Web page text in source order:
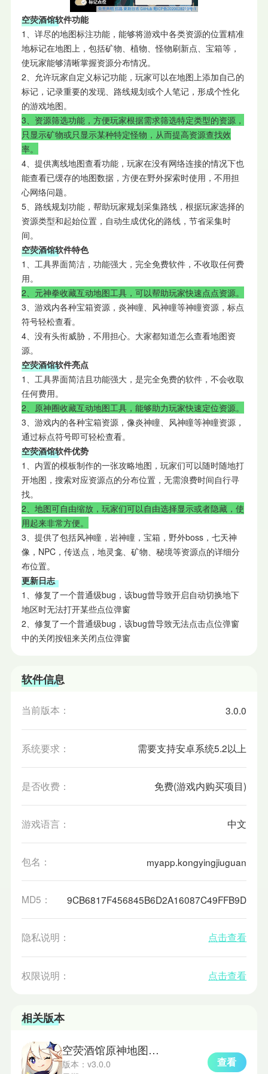
空荧酒馆软件功能
1、详尽的地图标注功能，能够将游戏中各类资源的位置精准
地标记在地图上，包括矿物、植物、怪物刷新点、宝箱等，
使玩家能够清晰掌握资源分布情况。
2、允许玩家自定义标记功能，玩家可以在地图上添加自己的
标记，记录重要的发现、路线规划或个人笔记，形成个性化
的游戏地图。
3、资源筛选功能，方便玩家根据需求筛选特定类型的资源，
只显示矿物或只显示某种特定怪物，从而提高资源查找效
率。
4、提供离线地图查看功能，玩家在没有网络连接的情况下也
能查看已缓存的地图数据，方便在野外探索时使用，不用担
心网络问题。
5、路线规划功能，帮助玩家规划采集路线，根据玩家选择的
资源类型和起始位置，自动生成优化的路线，节省采集时
间。
空荧酒馆软件特色
1、工具界面简洁，功能强大，完全免费软件，不收取任何费
用。
2、元神拳收藏互动地图工具，可以帮助玩家快速点点资源。
3、游戏内各种宝箱资源，炎神瞳、风神瞳等神瞳资源，标点
符号轻松查看。
4、没有头衔威胁，不用担心。大家都知道怎么查看地图资
源。
空荧酒馆软件亮点
1、工具界面简洁且功能强大，是完全免费的软件，不会收取
任何费用。
2、原神圈收藏互动地图工具，能够助力玩家快速定位资源。
3、游戏内的各种宝箱资源，像炎神瞳、风神瞳等神瞳资源，
通过标点符号即可轻松查看。
空荧酒馆软件优势
1、内置的模板制作的一张攻略地图，玩家们可以随时随地打
开地图，搜索对应资源点的分布位置，无需浪费时间自行寻
找。
2、地图可自由缩放，玩家们可以自由选择显示或者隐藏，使
用起来非常方便。
3、提供了包括风神瞳，岩神瞳，宝箱，野外boss，七天神
像，NPC，传送点，地灵龛、矿物、秘境等资源点的详细分
布位置。
更新日志
1、修复了一个普通级bug，该bug曾导致开启自动切换地下
地区时无法打开某些点位弹窗
2、修复了一个普通级bug，该bug曾导致无法点击点位弹窗
中的关闭按钮来关闭点位弹窗
软件信息
当前版本： 3.0.0
系统要求： 需要支持安卓系统5.2以上
是否收费： 免费(游戏内购买项目)
游戏语言： 中文
包名： myapp.kongyingjiuguan
MD5： 9CB6817F456845B6D2A16087C49FFB9D
隐私说明： 点击查看
权限说明： 点击查看
相关版本
空荧酒馆原神地图手机版
版本：v3.0.0
查看